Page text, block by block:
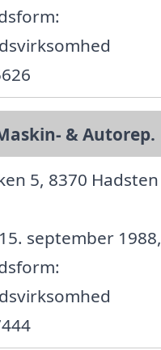
& Autorep.
5, 8370 Hadsten
september 1988,